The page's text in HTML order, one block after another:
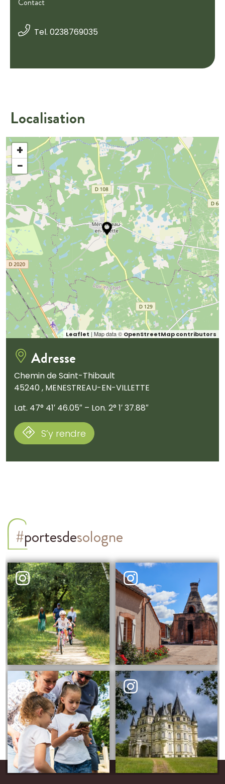
Contact
Tel. 0238769035
Localisation
+
−
Leaflet | Map data © OpenStreetMap contributors
Adresse
Chemin de Saint-Thibault
45240 , MENESTREAU-EN-VILLETTE
Lat. 47° 41′ 46.05″ – Lon. 2° 1′ 37.88″
S’y rendre
#portesdesologne